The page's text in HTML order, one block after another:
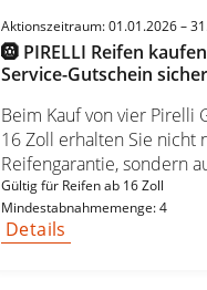
Aktionszeitraum: 01.01.2026 –
🛞 PIRELLI Reifen
Service-Gutschein
Beim Kauf von vier Pirelli
16 Zoll erhalten Sie nicht
Reifengarantie, sondern
Check-Up Gutschein im
🛠️💳 – wahlweise für
oder Reifenservice. Sichern Sie sich Ihre
Gültig für Reifen ab 16 Zoll
Mindestabnahmemenge: 4
Details